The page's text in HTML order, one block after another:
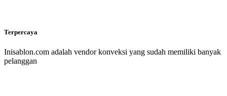
Terpercaya
Inisablon.com adalah vendor konveksi yang sudah memiliki banyak
pelanggan